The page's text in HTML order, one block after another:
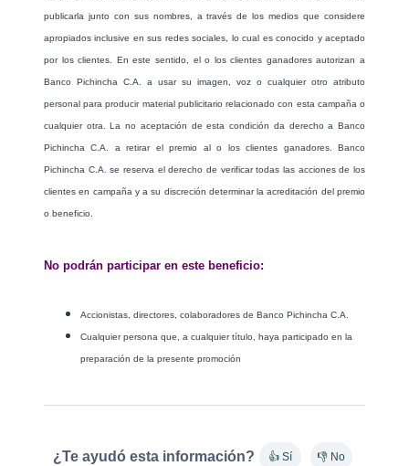
publicarla junto con sus nombres, a través de los medios que considere
apropiados inclusive en sus redes sociales, lo cual es conocido y aceptado
por los clientes. En este sentido, el o los clientes ganadores autorizan a
Banco Pichincha C.A. a usar su imagen, voz o cualquier otro atributo
personal para producir material publicitario relacionado con esta campaña o
cualquier otra. La no aceptación de esta condición da derecho a Banco
Pichincha C.A. a retirar el premio al o los clientes ganadores. Banco
Pichincha C.A. se reserva el derecho de verificar todas las acciones de los
clientes en campaña y a su discreción determinar la acreditación del premio
o beneficio.
No podrán participar en este beneficio:
Accionistas, directores, colaboradores de Banco Pichincha C.A.
Cualquier persona que, a cualquier título, haya participado en la
preparación de la presente promoción
¿Te ayudó esta información? 👍 Sí 👎 No